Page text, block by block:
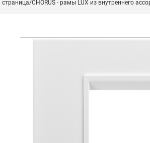
/CHORUS - рамы LUX из внутреннего